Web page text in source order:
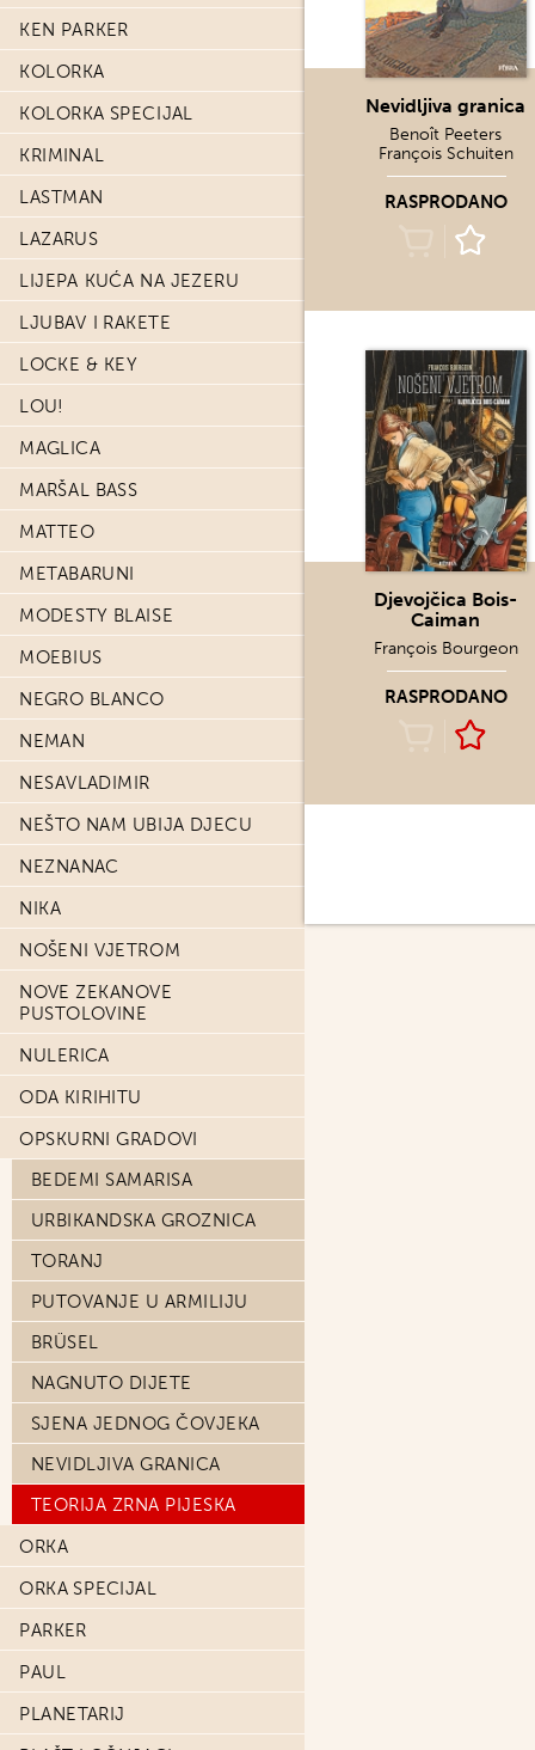
KEN PARKER
KOLORKA
KOLORKA SPECIJAL
KRIMINAL
LASTMAN
LAZARUS
LIJEPA KUĆA NA JEZERU
LJUBAV I RAKETE
LOCKE & KEY
LOU!
MAGLICA
MARŠAL BASS
MATTEO
METABARUNI
MODESTY BLAISE
MOEBIUS
NEGRO BLANCO
NEMAN
NESAVLADIMIR
NEŠTO NAM UBIJA DJECU
NEZNANAC
NIKA
NOŠENI VJETROM
NOVE ZEKANOVE
PUSTOLOVINE
NULERICA
ODA KIRIHITU
OPSKURNI GRADOVI
BEDEMI SAMARISA
URBIKANDSKA GROZNICA
TORANJ
PUTOVANJE U ARMILIJU
BRÜSEL
NAGNUTO DIJETE
SJENA JEDNOG ČOVJEKA
NEVIDLJIVA GRANICA
TEORIJA ZRNA PIJESKA
ORKA
ORKA SPECIJAL
PARKER
PAUL
PLANETARIJ
Nevidljiva granica
Benoît Peeters
François Schuiten
RASPRODANO
Djevojčica Bois-
Caiman
François Bourgeon
RASPRODANO